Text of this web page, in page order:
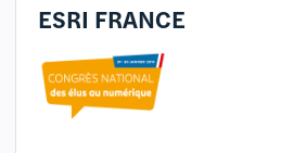
ESRI FRANCE